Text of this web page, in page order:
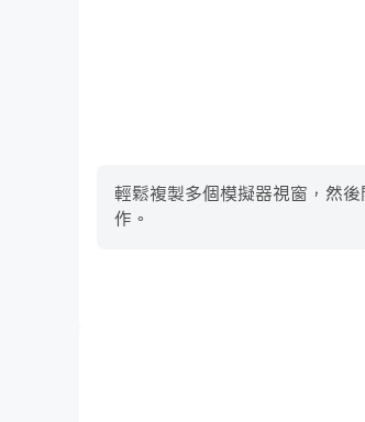
輕鬆複製多個模擬器視窗，然
作。